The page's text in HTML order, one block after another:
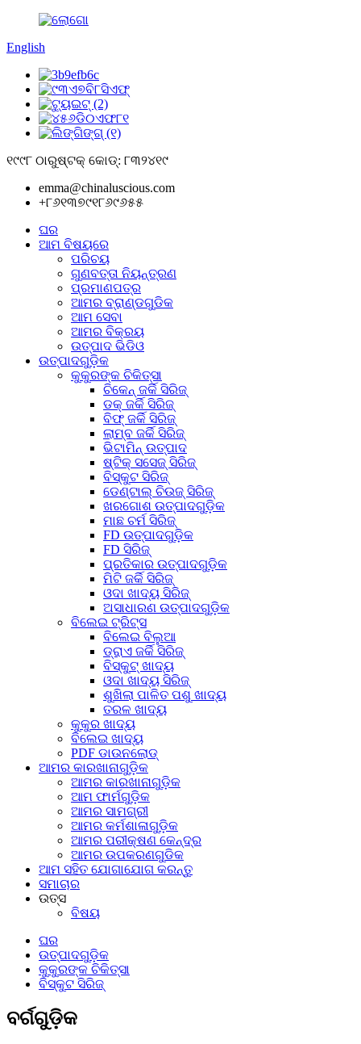
English
୧୯୯୮ ଠାରୁଷ୍ଟକ୍ କୋଡ୍: ୮୩୨୪୧୯
emma@chinaluscious.com
+୮୬୧୩୭୯୧୮୬୯୬୫୫
ଘର
ଆମ ବିଷୟରେ
ପରିଚୟ
ଗୁଣବତ୍ତା ନିୟନ୍ତ୍ରଣ
ପ୍ରମାଣପତ୍ର
ଆମର ବ୍ରାଣ୍ଡଗୁଡିକ
ଆମ ସେବା
ଆମର ବିକ୍ରୟ
ଉତ୍ପାଦ ଭିଡିଓ
ଉତ୍ପାଦଗୁଡ଼ିକ
କୁକୁରଙ୍କ ଚିକିତ୍ସା
ଚିକେନ୍ ଜର୍କି ସିରିଜ୍
ଡକ୍ ଜର୍କି ସିରିଜ୍
ବିଫ୍ ଜର୍କି ସିରିଜ୍
ଲାମ୍ବ ଜର୍କି ସିରିଜ୍
ଭିଟାମିନ୍ ଉତ୍ପାଦ
ଷ୍ଟିକ୍ ସସେଜ୍ ସିରିଜ୍
ବିସ୍କୁଟ ସିରିଜ୍
ଡେଣ୍ଟାଲ୍ ଚିଉଜ୍ ସିରିଜ୍
ଖରଗୋଶ ଉତ୍ପାଦଗୁଡ଼ିକ
ମାଛ ଚର୍ମ ସିରିଜ୍
FD ଉତ୍ପାଦଗୁଡ଼ିକ
FD ସିରିଜ୍
ପ୍ରତିକାର ଉତ୍ପାଦଗୁଡ଼ିକ
ମିଟି ଜର୍କି ସିରିଜ୍
ଓଦା ଖାଦ୍ୟ ସିରିଜ୍
ଅସାଧାରଣ ଉତ୍ପାଦଗୁଡ଼ିକ
ବିଲେଇ ଟ୍ରିଟ୍ସ
ବିଲେଇ ବିଲୁଆ
ଡ୍ରାଏ ଜର୍କି ସିରିଜ୍
ବିସ୍କୁଟ୍ ଖାଦ୍ୟ
ଓଦା ଖାଦ୍ୟ ସିରିଜ୍
ଶୁଖିଲା ପାଳିତ ପଶୁ ଖାଦ୍ୟ
ତରଳ ଖାଦ୍ୟ
କୁକୁର ଖାଦ୍ୟ
ବିଲେଇ ଖାଦ୍ୟ
PDF ଡାଉନଲୋଡ୍
ଆମର କାରଖାନାଗୁଡ଼ିକ
ଆମର କାରଖାନାଗୁଡ଼ିକ
ଆମ ଫାର୍ମଗୁଡ଼ିକ
ଆମର ସାମଗ୍ରୀ
ଆମର କର୍ମଶାଳାଗୁଡ଼ିକ
ଆମର ପରୀକ୍ଷଣ କେନ୍ଦ୍ର
ଆମର ଉପକରଣଗୁଡିକ
ଆମ ସହିତ ଯୋଗାଯୋଗ କରନ୍ତୁ
ସମାଚାର
ଉତ୍ସ
ବିଷୟ
ଘର
ଉତ୍ପାଦଗୁଡ଼ିକ
କୁକୁରଙ୍କ ଚିକିତ୍ସା
ବିସ୍କୁଟ ସିରିଜ୍
ବର୍ଗଗୁଡ଼ିକ